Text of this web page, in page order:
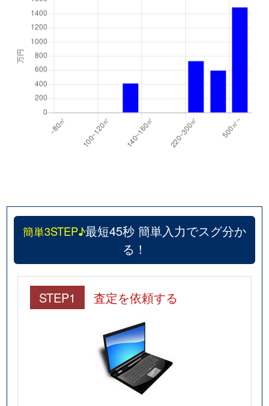
簡単3STEP♪最短45秒 簡単入力でスグ分か
る！
STEP1 査定を依頼する